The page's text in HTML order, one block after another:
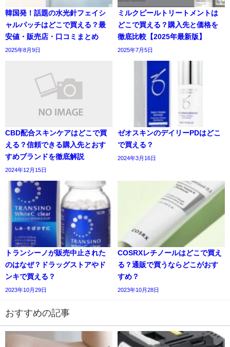
韓国発！話題の水光針フェイシ
ャルパッチはどこで買える？最
安値・販売店・口コミまとめ
2025年8月9日
ミルクピールトリートメントは
どこで買える？購入先と価格を
徹底比較【2025年最新版】
2025年7月5日
CBD配合スキンケアはどこで買
える？信頼できる購入先とおす
すめブランドを徹底解説
2024年12月15日
ゼオスキンのデイリーPDはどこ
で買える？
2024年3月16日
トランシーノが販売中止された
のはなぜ？ドラッグストアやド
ンキで買える？
2023年10月29日
COSRXレチノールはどこで買え
る？通販で買うならどこがおす
すめ？
2023年10月28日
おすすめの記事